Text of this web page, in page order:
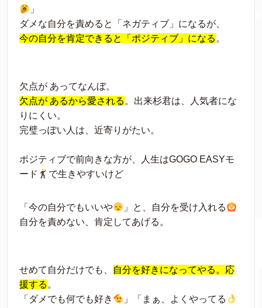
」
ダメな自分を責めると「ネガティブ」になるが、
今の自分を肯定できると「ポジティブ」になる 。
欠点が あってなんぼ。
欠点が あるから愛される 。出来杉君は、人気者にな
りにくい。
完璧っぽい人は、近寄りがたい。
ポジティブで前向きな方が、人生はGOGO EASYモ
ード
で生きやすいけど
「今の自分でもいいや
」と、自分を受け入れる
自分を責めない、肯定してあげる。
せめて自分だけでも、
自分を好きになってやる。応
援する 。
「ダメでも何でも好き
」「まぁ、よくやってる